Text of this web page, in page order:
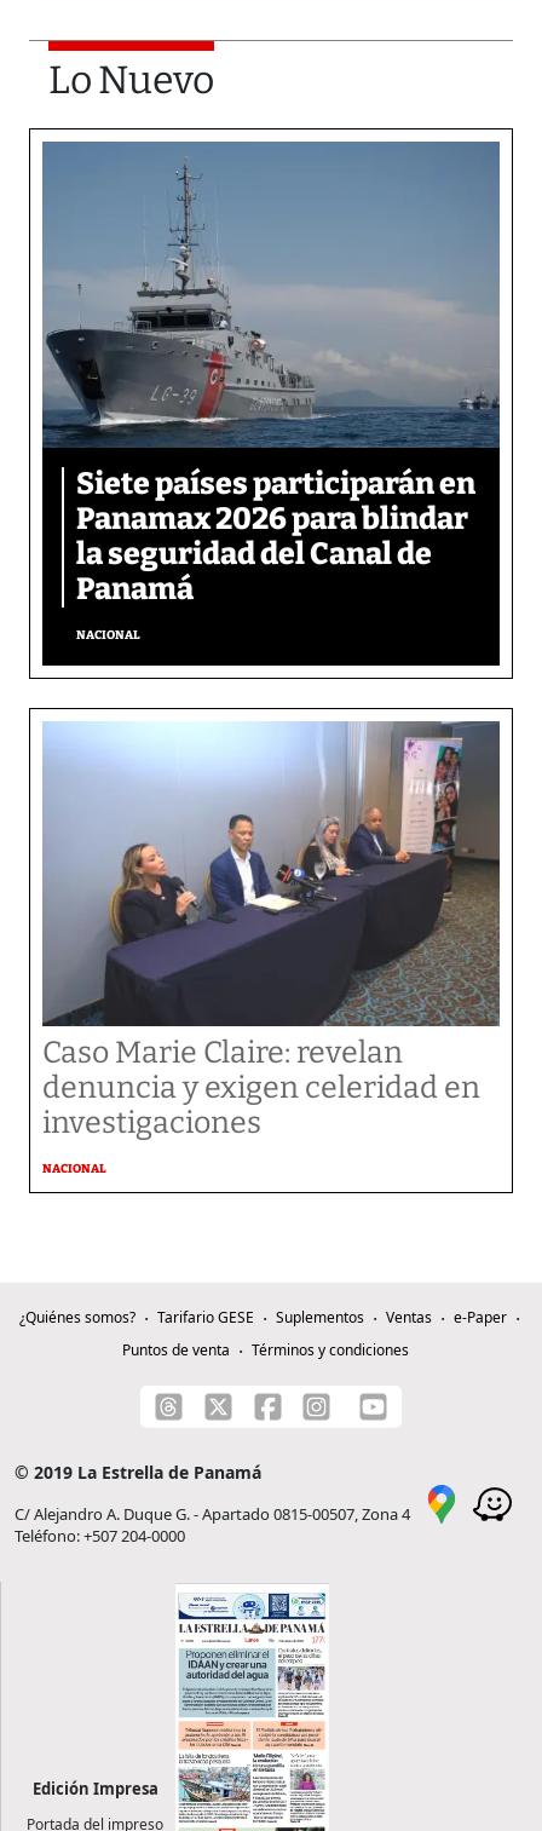
Lo Nuevo
Siete países participarán en
Panamax 2026 para blindar
la seguridad del Canal de
Panamá
NACIONAL
Caso Marie Claire: revelan
denuncia y exigen celeridad en
investigaciones
NACIONAL
¿Quiénes somos? Tarifario GESE Suplementos Ventas
e-Paper
Puntos de venta
Términos y condiciones
© 2019 La Estrella de Panamá
C/ Alejandro A. Duque G. - Apartado 0815-00507, Zona 4
Teléfono: +507 204-0000
Edición Impresa
Portada del impreso